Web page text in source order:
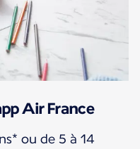
Air France
ou de 5 à 14